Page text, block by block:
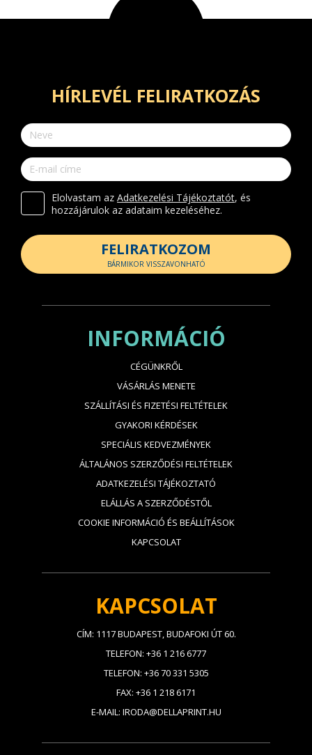
HÍRLEVÉL FELIRATKOZÁS
Elolvastam az Adatkezelési Tájékoztatót, és
hozzájárulok az adataim kezeléséhez.
FELIRATKOZOM
BÁRMIKOR VISSZAVONHATÓ
INFORMÁCIÓ
CÉGÜNKRŐL
VÁSÁRLÁS MENETE
SZÁLLÍTÁSI ÉS FIZETÉSI FELTÉTELEK
GYAKORI KÉRDÉSEK
SPECIÁLIS KEDVEZMÉNYEK
ÁLTALÁNOS SZERZŐDÉSI FELTÉTELEK
ADATKEZELÉSI TÁJÉKOZTATÓ
ELÁLLÁS A SZERZŐDÉSTŐL
COOKIE INFORMÁCIÓ ÉS BEÁLLÍTÁSOK
KAPCSOLAT
KAPCSOLAT
CÍM: 1117 BUDAPEST, BUDAFOKI ÚT 60.
TELEFON: +36 1 216 6777
TELEFON: +36 70 331 5305
FAX: +36 1 218 6171
E-MAIL: IRODA@DELLAPRINT.HU